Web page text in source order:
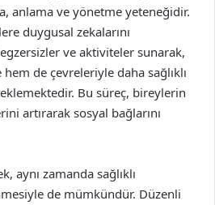
anlama ve yönetme yeteneğidir.
duygusal zekalarını
ve aktiviteler sunarak,
de çevreleriyle daha sağlıklı
Bu süreç, bireylerin
artırarak sosyal bağlarını
aynı zamanda sağlıklı
de mümkündür. Düzenli